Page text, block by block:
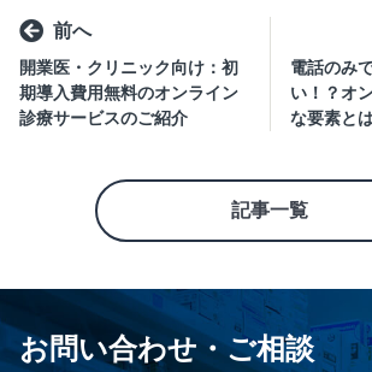
前へ
開業医・クリニック向け：初
期導入費用無料のオンライン
診療サービスのご紹介
電話のみ
い！？オ
な要素と
記事一覧
お問い合わせ・ご相談